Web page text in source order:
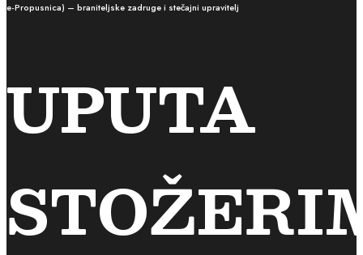
e-Propusnica) – braniteljske zadruge i stečajni upravitelj
UPUTA